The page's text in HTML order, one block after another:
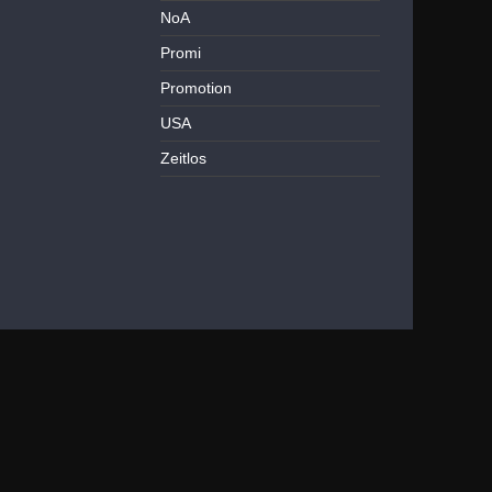
NoA
Promi
Promotion
USA
Zeitlos